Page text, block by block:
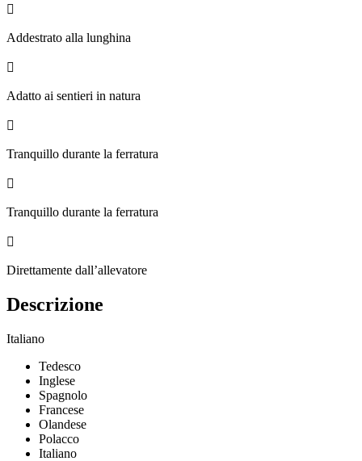

Addestrato alla lunghina

Adatto ai sentieri in natura

Tranquillo durante la ferratura

Tranquillo durante la ferratura

Direttamente dall’allevatore
Descrizione
Italiano
Tedesco
Inglese
Spagnolo
Francese
Olandese
Polacco
Italiano